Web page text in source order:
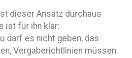
dieser Ansatz durchaus
ist für ihn klar:
darf es nicht geben, das
Vergaberichtlinien müssen